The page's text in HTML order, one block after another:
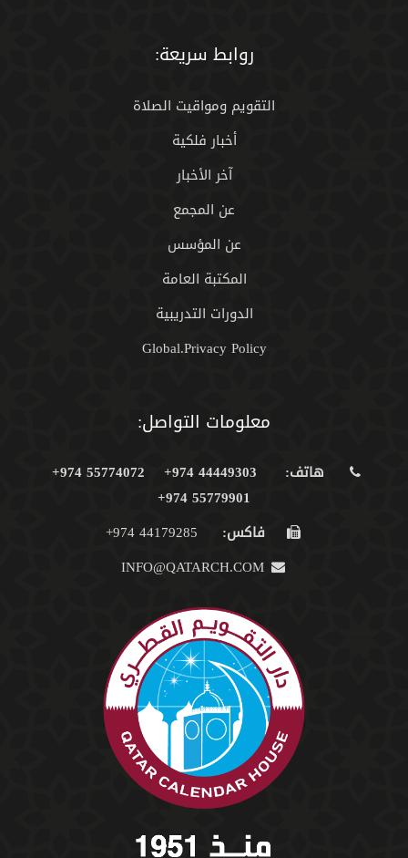
روابط سريعة:
التقويم ومواقيت الصلاة
أخبار فلكية
آخر الأخبار
عن المجمع
عن المؤسس
المكتبة العامة
الدورات التدريبية
Global.Privacy Policy
معلومات التواصل:
هاتف: 44449303 974+
55774072 974+
55779901 974+
فاكس: